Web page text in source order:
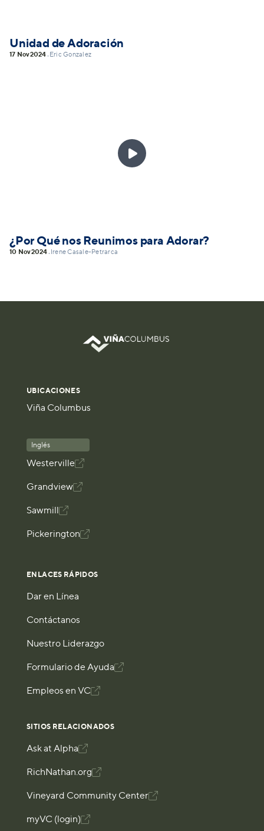
Unidad de Adoración
17 Nov2024• Eric Gonzalez

¿Por Qué nos Reunimos para Adorar?
10 Nov2024• Irene Casale-Petrarca
UBICACIONES
Viña Columbus
Inglés
Westerville
Grandview
Sawmill
Pickerington
ENLACES RÁPIDOS
Dar en Línea
Contáctanos
Nuestro Liderazgo
Formulario de Ayuda
Empleos en VC
SITIOS RELACIONADOS
Ask at Alpha
RichNathan.org
Vineyard Community Center
myVC (login)